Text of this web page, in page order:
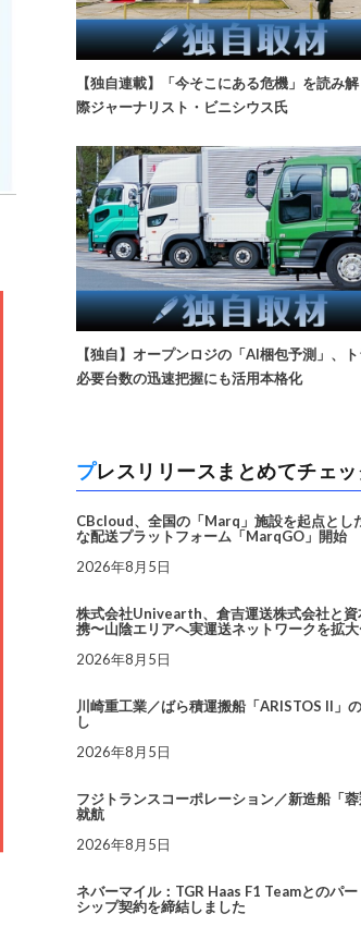
【独自連載】「今そこにある危機」を読み
際ジャーナリスト・ビニシウス氏
【独自】オープンロジの「AI梱包予測」、
必要台数の迅速把握にも活用本格化
プレスリリースまとめてチェッ
CBcloud、全国の「Marq」施設を起点とし
な配送プラットフォーム「MarqGO」開始
2026年8月5日
株式会社Univearth、倉吉運送株式会社と資
携〜山陰エリアへ実運送ネットワークを拡
2026年8月5日
川崎重工業／ばら積運搬船「ARISTOS II」
し
2026年8月5日
フジトランスコーポレーション／新造船「蓉
就航
2026年8月5日
ネバーマイル：TGR Haas F1 Teamとのパー
シップ契約を締結しました